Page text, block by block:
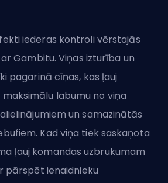
iederas kontroli vērstajās
Gambitu. Viņas izturība un
pagarinā cīņas, kas ļauj
labumu no viņa
un samazinātās
Kad viņa tiek saskaņota
ļauj komandas uzbrukumam
pārspēt ienaidnieku